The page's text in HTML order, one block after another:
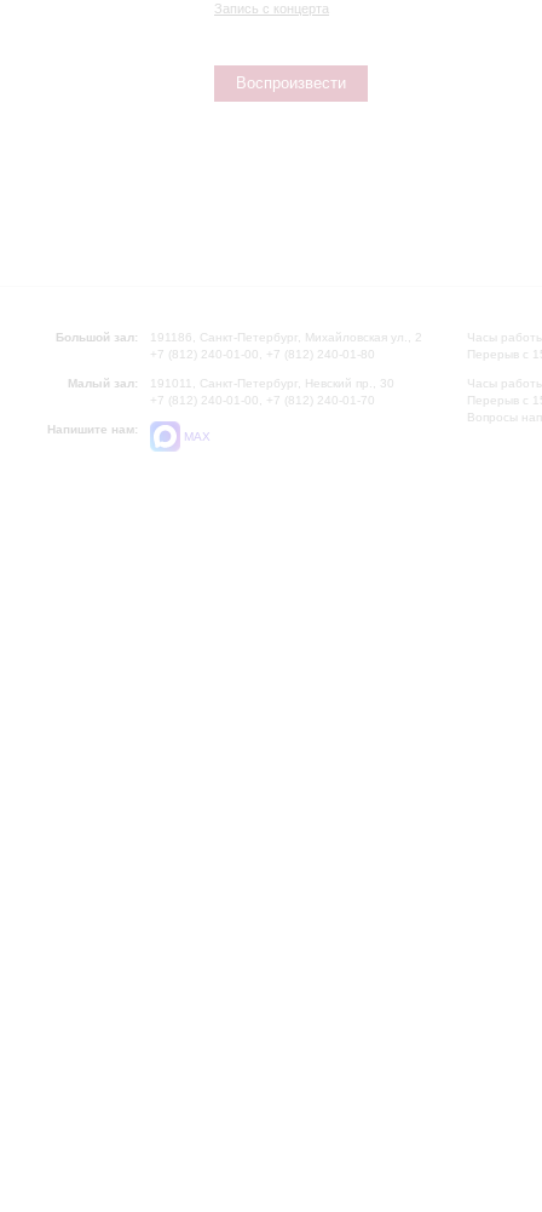
Запись с концерта
Воспроизвести
Большой зал:
191186, Санкт-Петербург, Михайловская ул., 2
+7 (812) 240-01-00, +7 (812) 240-01-80
Малый зал:
191011, Санкт-Петербург, Невский пр., 30
+7 (812) 240-01-00, +7 (812) 240-01-70
Напишите нам:
MAX
Часы
Перерыв с
Часы
Перерыв с
Вопросы